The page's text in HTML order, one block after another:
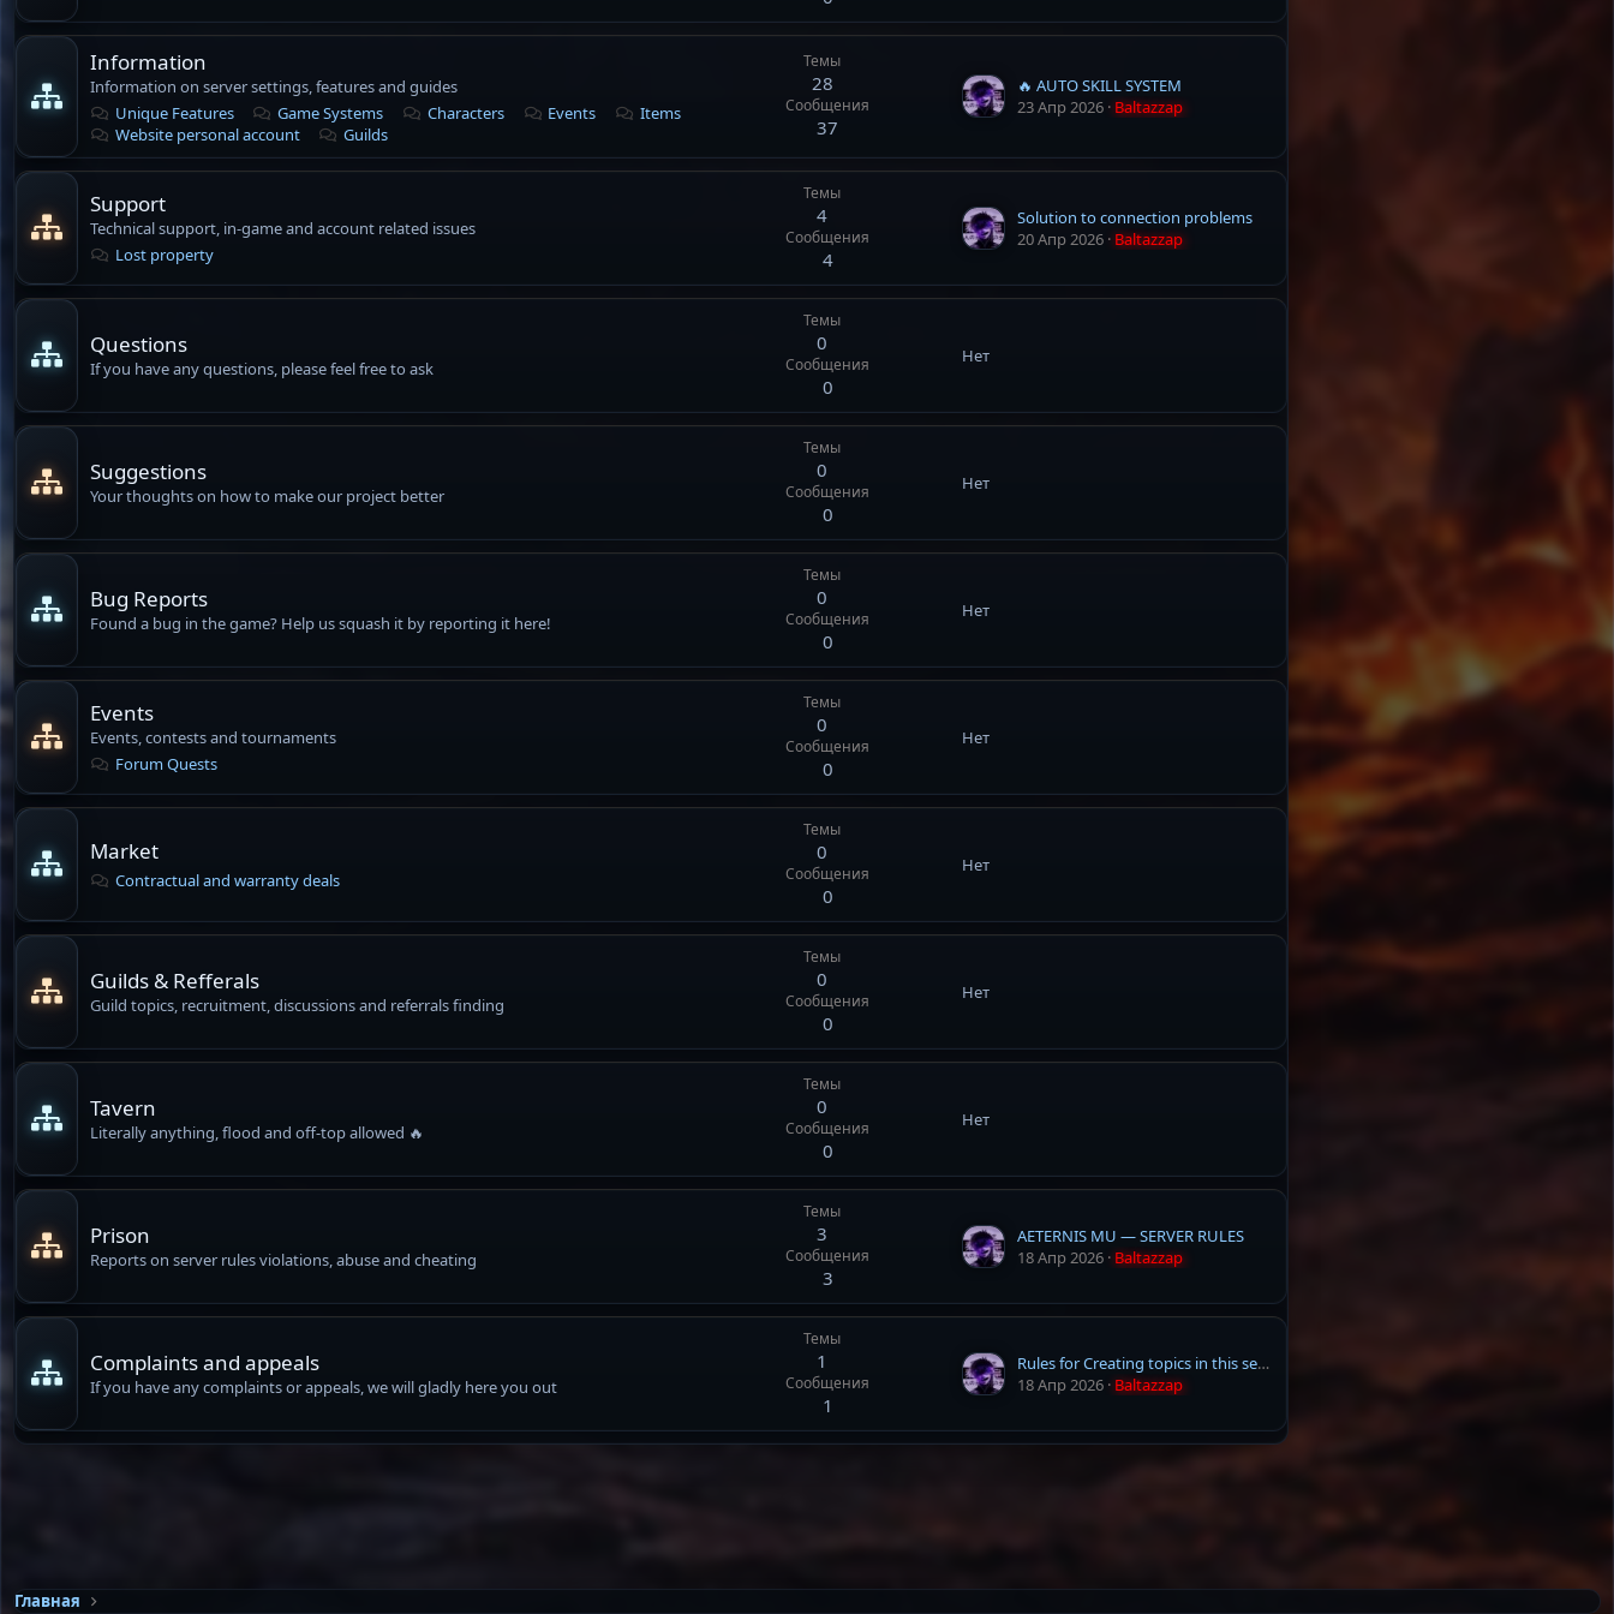
Information
Information on server settings, features and guides
Unique Features
Game Systems Characters Events
Items
Website personal account
Guilds
Темы
28
Сообщения
37
🔥 AUTO SKILL SYSTEM
23 Апр 2026 Baltazzap
Support
Technical support, in-game and account related issues
Lost property
Темы
4
Сообщения
4
Solution to connection problems
20 Апр 2026 Baltazzap
Questions
If you have any questions, please feel free to ask
Темы
0
Сообщения
0
Нет
Suggestions
Your thoughts on how to make our project better
Темы
0
Сообщения
0
Нет
Bug Reports
Found a bug in the game? Help us squash it by reporting it here!
Темы
0
Сообщения
0
Нет
Events
Events, contests and tournaments
Forum Quests
Темы
0
Сообщения
0
Нет
Market
Contractual and warranty deals
Темы
0
Сообщения
0
Нет
Guilds & Refferals
Guild topics, recruitment, discussions and referrals finding
Темы
0
Сообщения
0
Нет
Tavern
Literally anything, flood and off-top allowed 🔥
Темы
0
Сообщения
0
Нет
Prison
Reports on server rules violations, abuse and cheating
Темы
3
Сообщения
3
AETERNIS MU — SERVER RULES
18 Апр 2026 Baltazzap
Complaints and appeals
If you have any complaints or appeals, we will gladly here you out
Темы
1
Сообщения
1
Rules for Creating topics in this section
18 Апр 2026 Baltazzap
Главная